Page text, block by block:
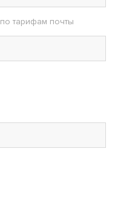
по тарифам почты